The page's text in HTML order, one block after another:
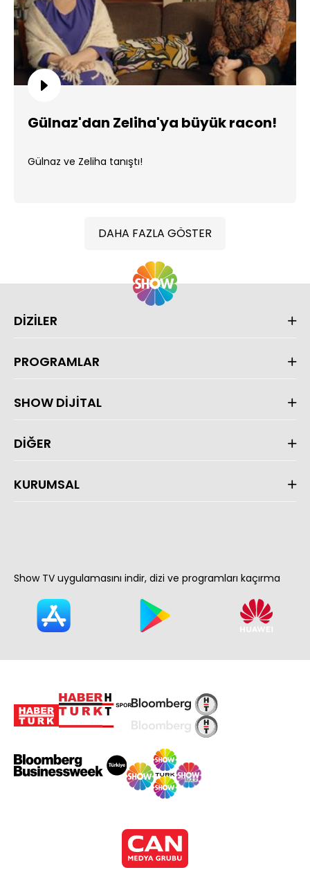
Gülnaz'dan Zeliha'ya büyük racon!
Gülnaz ve Zeliha tanıştı!
DAHA FAZLA GÖSTER
DİZİLER
PROGRAMLAR
SHOW DİJİTAL
DİĞER
KURUMSAL
Show TV uygulamasını indir, dizi ve programları kaçırma